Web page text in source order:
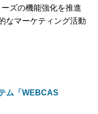
ズの機能強化を推進
なマーケティング活動
ム「WEBCAS